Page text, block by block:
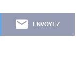
ENVOYEZ